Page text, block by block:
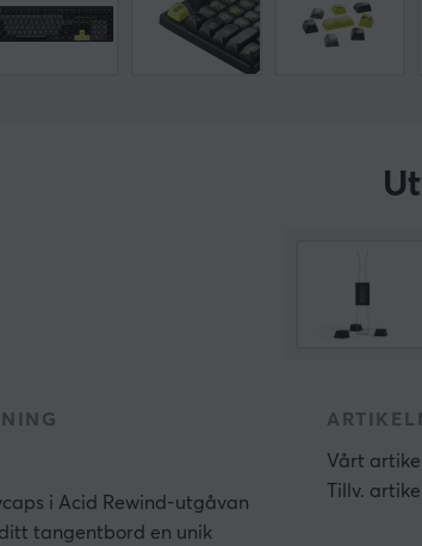
i Acid Rewind-utgåvan
tangentbord en unik
Vårt
Tillv.